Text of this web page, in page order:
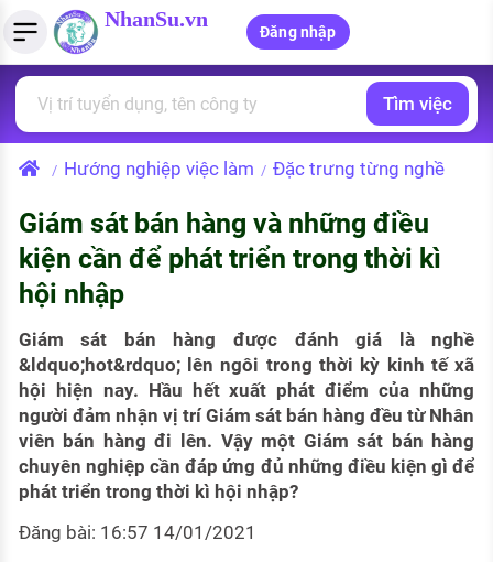
NhanSu.vn
Đăng nhập
Tìm việc làm
Việc làm ngành luật
Việc làm lương cao
Việc làm tốt nhất
CÔNG TY
Danh sách nhà tuyển dụng
Nhà tuyển dụng hàng đầu
Quản lý CV
Tải CV lên
Tạo CV trực tuyến
MẪU CV THEO STYLE
Mẫu CV đơn giản
Mẫu CV hiện đại
Tính lương Gross - Net
Tính thuế thu nhập cá nhân
Tính trợ cấp thất nghiệp
PHÁP LUẬT VIỆT NAM
Văn bản pháp luật
PHÁP LUẬT LAO ĐỘNG
Lao động và tiền lương
Thuế thu nhập
Hồ sơ biểu mẫu
Chính sách lao động
Tử vi nghề nghiệp
Tìm việc
/ Hướng nghiệp việc làm / Đặc trưng từng nghề
Giám sát bán hàng và những điều
kiện cần để phát triển trong thời kì
hội nhập
Giám sát bán hàng được đánh giá là nghề
&ldquo;hot&rdquo; lên ngôi trong thời kỳ kinh tế xã
hội hiện nay. Hầu hết xuất phát điểm của những
người đảm nhận vị trí Giám sát bán hàng đều từ Nhân
viên bán hàng đi lên. Vậy một Giám sát bán hàng
chuyên nghiệp cần đáp ứng đủ những điều kiện gì để
phát triển trong thời kì hội nhập?
Đăng bài: 16:57 14/01/2021